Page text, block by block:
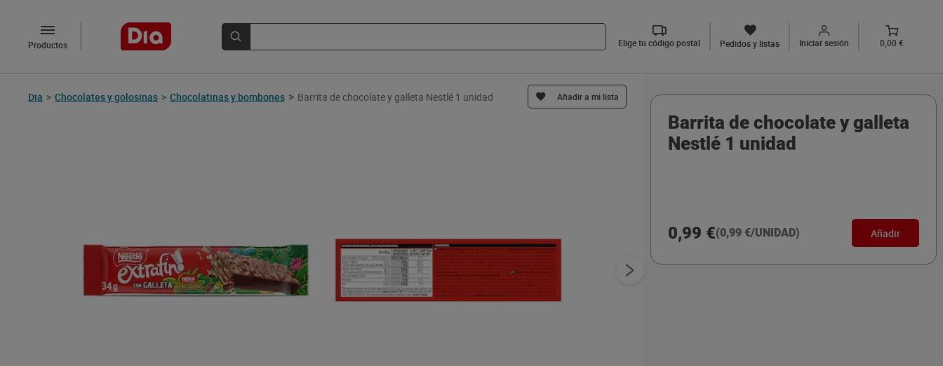
Productos Elige tu código postal Pedidos y listas Iniciar sesión 0,00 €
Dia > Chocolates y golosinas > Chocolatinas y bombones > Barrita de chocolate y galleta Nestlé 1 unidad Añadir a mi lista
Barrita de chocolate y galleta
Nestlé 1 unidad
0,99 €(0,99 €/UNIDAD) Añadir